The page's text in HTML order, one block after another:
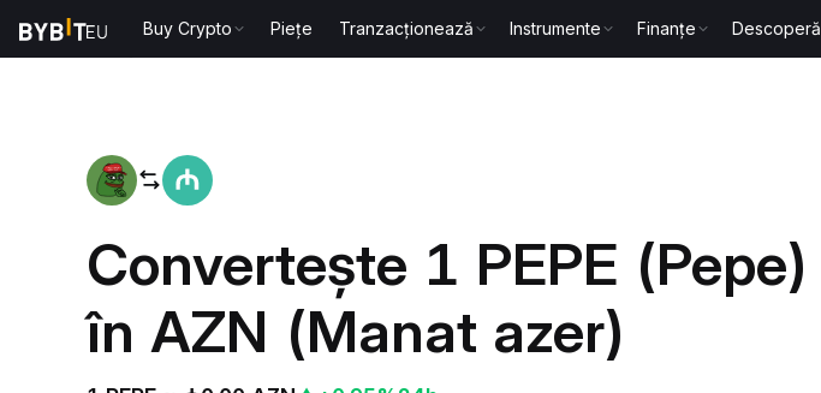
Buy Crypto Piețe Tranzacționează Instrumente Finanțe Descoperă
Convertește 1 PEPE (Pepe)
în AZN (Manat azer)